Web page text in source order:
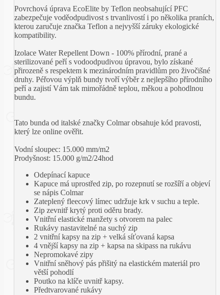
Povrchová úprava EcoElite by Teflon neobsahující PFC
zabezpečuje voděodpudivost s trvanlivostí i po několika praních,
kterou zaručuje značka Teflon a nejvyšší záruky ekologické
kompatibility.
Izolace Water Repellent Down - 100% přírodní, prané a
sterilizované peří s vodoodpudivou úpravou, bylo získané
přirozeně s respektem k mezinárodním pravidlům pro živočišné
druhy. Péřovou výplň bundy tvoří výběr z nejlepšího přírodního
peří a zajistí Vám tak mimořádně teplou, měkou a pohodlnou
bundu.
Tato bunda od italské značky Colmar obsahuje kód pravosti,
který lze online ověřit.
Vodní sloupec: 15.000 mm/m2
Prodyšnost: 15.000 g/m2/24hod
Odepínací kapuce
Kapuce má uprostřed zip, po rozepnutí se rozšíří a objeví
se nápis Colmar
Zateplený fleecový límec udržuje krk v suchu a teple.
Zip zevnitř krytý proti oděru brady.
Vnitřní elastické manžety s otvorem na palec
Rukávy nastavitelné na suchý zip
2 vnitřní kapsy na zip + velká síťovaná kapsa
4 vnější kapsy na zip + kapsa na skipass na rukávu
Nepromokavé zipy
Vnitřní sněhový pás přišitý na elastickém materiál pro
větší pohodlí
Poutko na klíče uvnitř kapsy.
Předtvarované rukávy